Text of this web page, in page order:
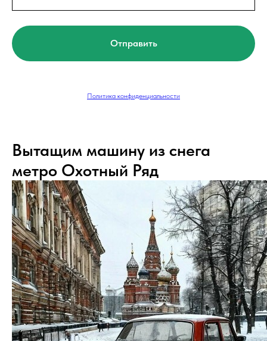
Отправить
Политика конфиденциальности
Вытащим машину из снега
метро Охотный Ряд